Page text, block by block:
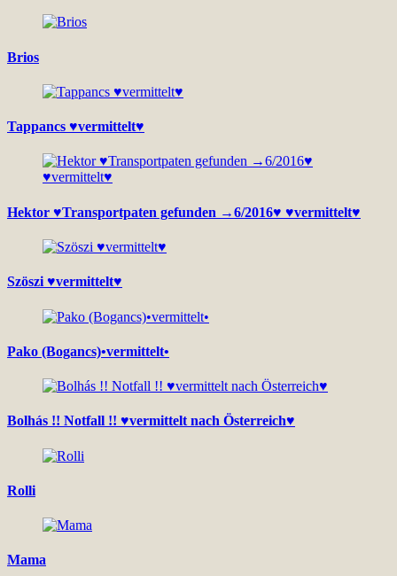
Brios
Tappancs ♥vermittelt♥
Hektor ♥Transportpaten gefunden →6/2016♥ ♥vermittelt♥
Szöszi ♥vermittelt♥
Pako (Bogancs)•vermittelt•
Bolhás !! Notfall !! ♥vermittelt nach Österreich♥
Rolli
Mama